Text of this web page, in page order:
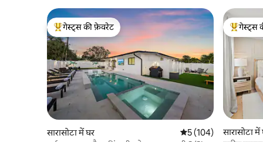
गेस्ट्स का टॉप फ़ेवरेट
गेस्ट्स की फ़ेवरेट
सारासोटा में घर औसत रेटिंग 5 में से 5, 104
5 (104)
गेस्ट्स का
गेस्ट्स
सारासोटा में